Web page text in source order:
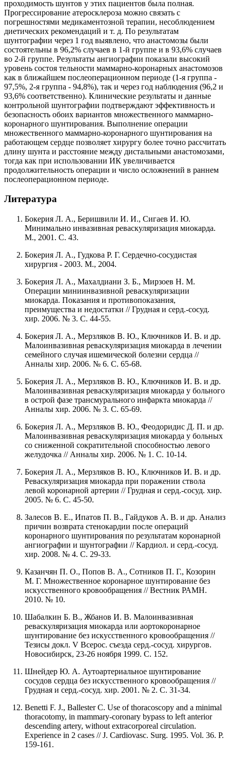
проходимость шунтов у этих пациентов была полная.
Прогрессирование атеросклероза можно связать с
погрешностями медикаментозной терапии, несоблюдением
диетических рекомендаций и т. д. По результатам
шунтографии через 1 год выявлено, что анастомозы были
состоятельны в 96,2% случаев в 1-й группе и в 93,6% случаев
во 2-й группе. Результаты ангиографии показали высокий
уровень состоя тельности маммарно-коронарных анастомозов
как в ближайшем послеоперационном периоде (1-я группа -
97,5%, 2-я группа - 94,8%), так и через год наблюдения (96,2 и
93,6% соответственно). Клинические результаты и данные
контрольной шунтографии подтверждают эффективность и
безопасность обоих вариантов множественного маммарно-
коронарного шунтирования. Выполнение операции
множественного маммарно-коронарного шунтирования на
работающем сердце позволяет хирургу более точно рассчитать
длину шунта и расстояние между дистальными анастомозами,
тогда как при использовании ИК увеличивается
продолжительность операции и число осложнений в раннем
послеоперационном периоде.
Литература
Бокерия Л. A., Беришвили И. И., Сигаев И. Ю.
Минимально инвазивная реваскуляризация миокарда.
М., 2001. С. 43.
Бокерия Л. А., Гудкова Р. Г. Сердечно-сосудистая
хирургия - 2003. М., 2004.
Бокерия Л. А., Махалдиани З. Б., Мирзоев Н. М.
Операции миниинвазивной реваскуляризации
миокарда. Показания и противопоказания,
преимущества и недостатки // Грудная и серд.-сосуд.
хир. 2006. № 3. С. 44-55.
Бокерия Л. А., Мерзляков В. Ю., Ключников И. В. и др.
Малоинвазивная реваскуляризация миокарда в лечении
семейного случая ишемической болезни сердца //
Анналы хир. 2006. № 6. С. 65-68.
Бокерия Л. А., Мерзляков В. Ю., Ключников И. В. и др.
Малоинвазивная реваскуляризация миокарда у больного
в острой фазе трансмурального инфаркта миокарда //
Анналы хир. 2006. № 3. С. 65-69.
Бокерия Л. А., Мерзляков В. Ю., Феодоридис Д. П. и др.
Малоинвазивная реваскуляризация миокарда у больных
со сниженной сократительной способностью левого
желудочка // Анналы хир. 2006. № 1. С. 10-14.
Бокерия Л. А., Мерзляков В. Ю., Ключников И. В. и др.
Реваскуляризация миокарда при поражении ствола
левой коронарной артерии // Грудная и серд.-сосуд. хир.
2005. № 6. С. 45-50.
Залесов В. Е., Ипатов П. В., Гайдуков А. В. и др. Анализ
причин возврата стенокардии после операций
коронарного шунтирования по результатам коронарной
ангиографии и шунтографии // Кардиол. и серд.-сосуд.
хир. 2008. № 4. С. 29-33.
Казанчян П. О., Попов В. А., Сотников П. Г., Козорин
М. Г. Множественное коронарное шунтирование без
искусственного кровообращения // Вестник РАМН.
2010. № 10.
Шабалкин Б. В., Жбанов И. В. Малоинвазивная
реваскуляризация миокарда или аортокоронарное
шунтирование без искусственного кровообращения //
Тезисы докл. V Всерос. съезда серд.-сосуд. хирургов.
Новосибирск, 23-26 ноября 1999. С. 152.
Шнейдер Ю. А. Аутоартериальное шунтирование
сосудов сердца без искусственного кровообращения //
Грудная и серд.-сосуд. хир. 2001. № 2. С. 31-34.
Benetti F. J., Ballester C. Use of thoracoscopy and a minimal
thoracotomy, in mammary-coronary bypass to left anterior
descending artery, without extracorporeal circulation.
Experience in 2 cases // J. Cardiovasc. Surg. 1995. Vol. 36. P.
159-161.